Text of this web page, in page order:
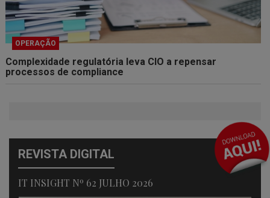
OPERAÇÃO
Complexidade regulatória leva CIO a repensar
processos de compliance
REVISTA DIGITAL
IT INSIGHT Nº 62 JULHO 2026